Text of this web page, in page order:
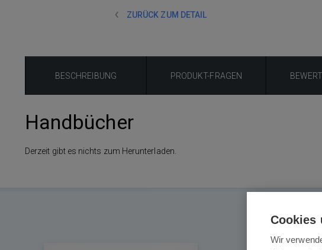
ZURÜCK ZUM DETAIL
BESCHREIBUNG PRODUKT-FRAGEN
Handbücher
Derzeit gibt es nichts zum Herunterladen.
Das
Cookies
Wir